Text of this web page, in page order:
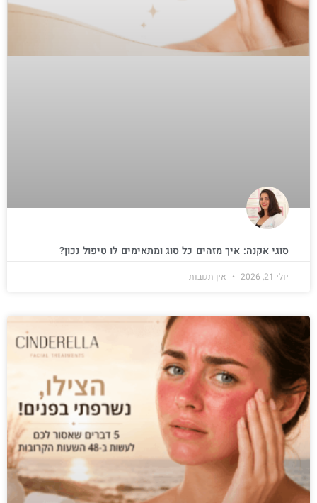
סוגי אקנה: איך מזהים כל סוג ומתאימים לו טיפול נכון?
יולי 21, 2026 אין תגובות